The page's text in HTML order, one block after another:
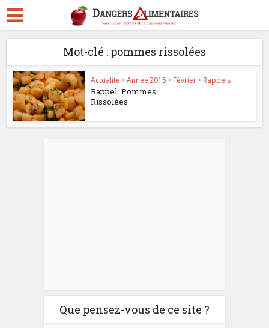
Mot-clé : pommes rissolées
Actualité • Année 2015 • Février • Rappels
Rappel : Pommes
Rissolées
Que pensez-vous de ce site ?